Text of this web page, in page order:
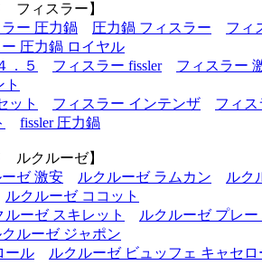
フィスラー】
ー 圧力鍋 圧力鍋 フィスラー
フィ
圧力鍋 ロイヤル
．５
フィスラー fissler
フィスラー
ット
フィスラー インテンザ
フィ
fissler 圧力鍋
ルクルーゼ】
ゼ 激安 ルクルーゼ ラムカン
ルク
ルクルーゼ ココット
ルーゼ スキレット
ルクルーゼ プレ
クルーゼ ジャポン
ール
ルクルーゼ ビュッフェ キャセロ